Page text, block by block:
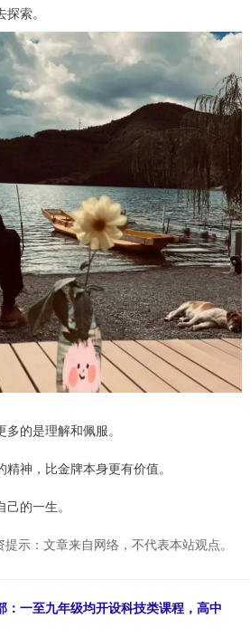
索。
的是理解和佩服。
神，比金牌本身更有价值。
的一生。
提示：文章来自网络，不代表本站观点。
：一至九年级均开设科技类课程，高中